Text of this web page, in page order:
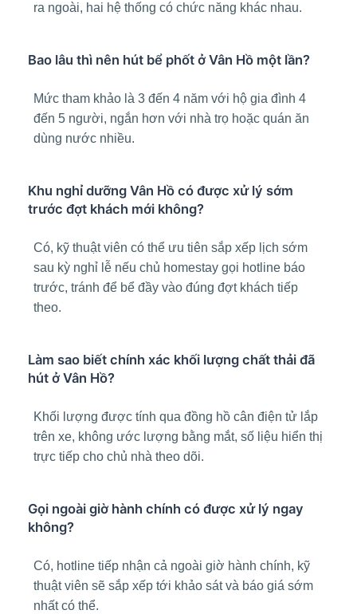
ra ngoài, hai hệ thống có chức năng khác nhau.
Bao lâu thì nên hút bể phốt ở Vân Hồ một lần?
Mức tham khảo là 3 đến 4 năm với hộ gia đình 4
đến 5 người, ngắn hơn với nhà trọ hoặc quán ăn
dùng nước nhiều.
Khu nghỉ dưỡng Vân Hồ có được xử lý sớm
trước đợt khách mới không?
Có, kỹ thuật viên có thể ưu tiên sắp xếp lịch sớm
sau kỳ nghỉ lễ nếu chủ homestay gọi hotline báo
trước, tránh để bể đầy vào đúng đợt khách tiếp
theo.
Làm sao biết chính xác khối lượng chất thải đã
hút ở Vân Hồ?
Khối lượng được tính qua đồng hồ cân điện tử lắp
trên xe, không ước lượng bằng mắt, số liệu hiển thị
trực tiếp cho chủ nhà theo dõi.
Gọi ngoài giờ hành chính có được xử lý ngay
không?
Có, hotline tiếp nhận cả ngoài giờ hành chính, kỹ
thuật viên sẽ sắp xếp tới khảo sát và báo giá sớm
nhất có thể.